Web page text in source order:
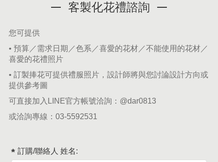
客製化花禮諮詢
您可提供
• 預算／需求日期／色系／喜愛的花材／不能使用的花材／
喜愛的花禮照片
• 訂製捧花可提供禮服照片，設計師將與您討論設計方向或
提供參考圖
可直接加入LINE官方帳號洽詢： @dar0813
或洽詢專線： 03-5592531
訂購/聯絡人 姓名: